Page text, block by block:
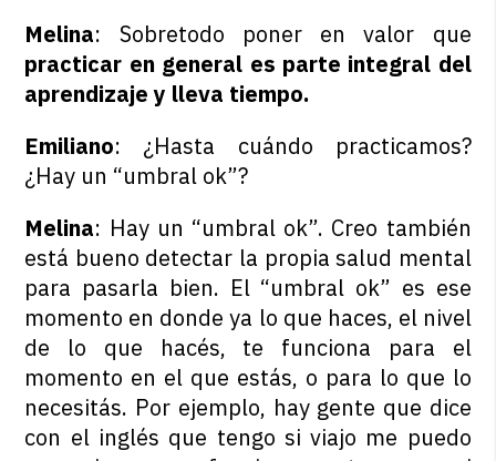
Melina: Sobretodo poner en valor que
practicar en general es parte integral del
aprendizaje y lleva tiempo.
Emiliano: ¿Hasta cuándo practicamos?
¿Hay un “umbral ok”?
Melina: Hay un “umbral ok”. Creo también
está bueno detectar la propia salud mental
para pasarla bien. El “umbral ok” es ese
momento en donde ya lo que haces, el nivel
de lo que hacés, te funciona para el
momento en el que estás, o para lo que lo
necesitás. Por ejemplo, hay gente que dice
con el inglés que tengo si viajo me puedo